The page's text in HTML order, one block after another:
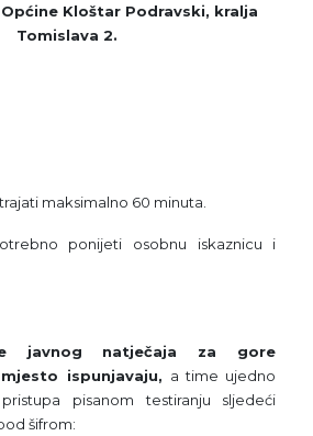
Kloštar Podravski, kralja
Tomislava 2.
maksimalno 60 minuta.
ponijeti osobnu iskaznicu i
javnog natječaja za gore
ispunjavaju, a time ujedno
pisanom testiranju sljedeći
šifrom: